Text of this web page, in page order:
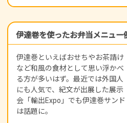
伊達巻を使ったお弁当メニュー
伊達巻といえばおせちやお茶請け
など和風の食材として思い浮かべ
る方が多いはず。最近では外国人
にも人気で、紀文が出展した展示
会「輸出Expo」でも伊達巻サンド
は話題に。